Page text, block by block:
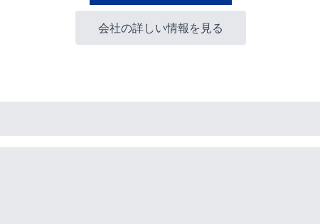
会社の詳しい情報を見る